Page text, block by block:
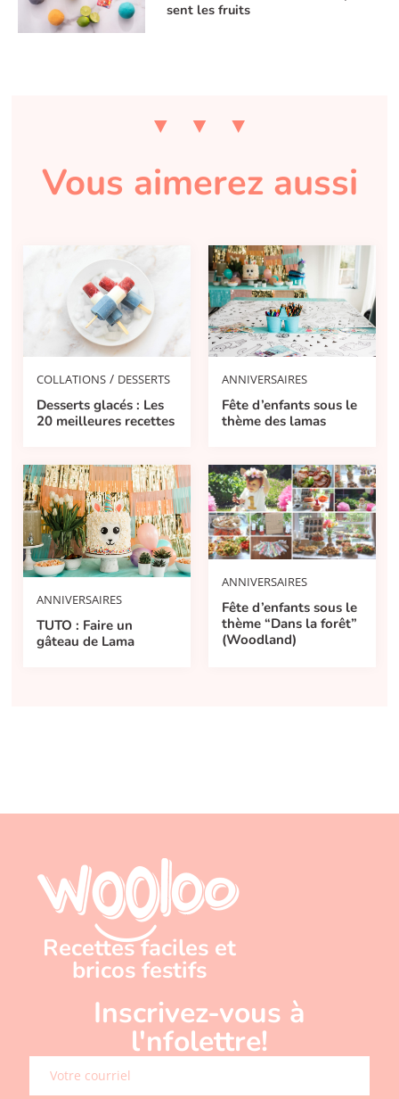
sent les fruits
Vous aimerez aussi
COLLATIONS / DESSERTS
Desserts glacés : Les
20 meilleures recettes
ANNIVERSAIRES
Fête d’enfants sous le
thème des lamas
ANNIVERSAIRES
TUTO : Faire un
gâteau de Lama
ANNIVERSAIRES
Fête d’enfants sous le
thème “Dans la forêt”
(Woodland)
Recettes faciles et
bricos festifs
Inscrivez-vous à
l'nfolettre!